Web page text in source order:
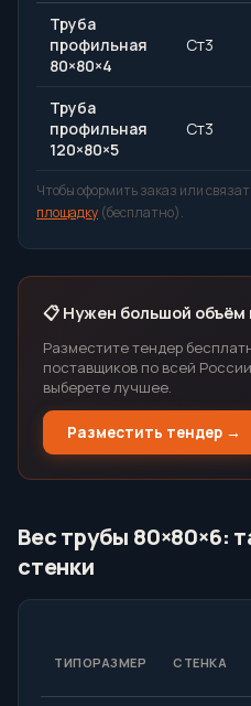
Труба
профильная
80×80×4
Ст3
Труба
профильная
120×80×5
Ст3
Чтобы оформить заказ или
площадку (бесплатно).
📋 Нужен большой объём
Разместите тендер
поставщиков по всей
выберете лучшее.
Разместить тендер →
Вес трубы 80×80×6:
стенки
ТИПОРАЗМЕР СТЕНКА